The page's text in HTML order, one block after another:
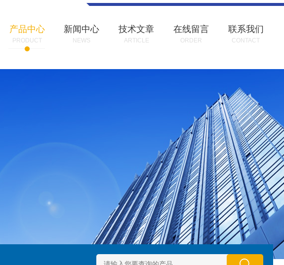
产品中心
PRODUCT
新闻中心
NEWS
技术文章
ARTICLE
在线留言
ORDER
联系我们
CONTACT